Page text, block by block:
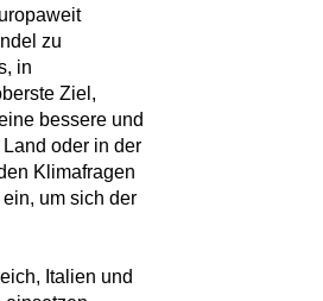
zu
in
Ziel,
bessere und
oder in der
Klimafragen
um sich der
Italien und